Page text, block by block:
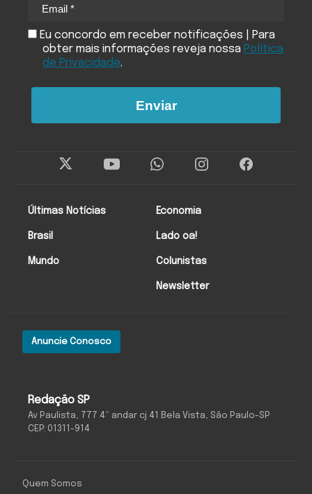
Redação SP
Av Paulista, 777 4º andar cj 41 Bela Vista, São Paulo-SP
CEP: 01311-914
Anuncie Conosco
Últimas Notícias
Brasil
Mundo
Economia
Lado oa!
Colunistas
Newsletter
Eu concordo em receber notificações | Para
obter mais informações reveja nossa Política
de Privacidade.
Enviar
Quem Somos